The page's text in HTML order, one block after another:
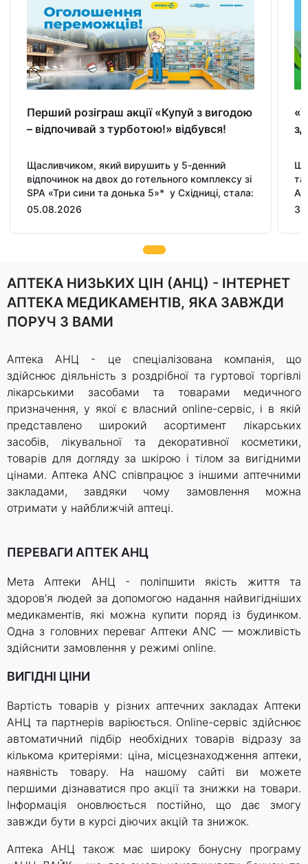
Перший розіграш акції «Купуй з вигодою
– відпочивай з турботою!» відбувся!
Щасливчиком, який вирушить у 5-денний
відпочинок на двох до готельного комплексу зі
SPA «Три сини та донька 5»* у Східниці, стала:
05.08.2026
та
та
8
АПТЕКА НИЗЬКИХ ЦІН (АНЦ) - ІНТЕРНЕТ
АПТЕКА МЕДИКАМЕНТІВ, ЯКА ЗАВЖДИ
ПОРУЧ З ВАМИ
Аптека АНЦ - це спеціалізована компанія, що
здійснює діяльність з роздрібної та гуртової торгівлі
лікарськими засобами та товарами медичного
призначення, у якої є власний online-сервіс, і в якій
представлено широкий асортимент лікарських
засобів, лікувальної та декоративної косметики,
товарів для догляду за шкірою і тілом за вигідними
цінами. Аптека ANC співпрацює з іншими аптечними
закладами, завдяки чому замовлення можна
отримати у найближчій аптеці.
ПЕРЕВАГИ АПТЕК АНЦ
Мета Аптеки АНЦ - поліпшити якість життя та
здоров'я людей за допомогою надання найвигідніших
медикаментів, які можна купити поряд із будинком.
Одна з головних переваг Аптеки ANC — можливість
здійснити замовлення у режимі online.
ВИГІДНІ ЦІНИ
Вартість товарів у різних аптечних закладах Аптеки
АНЦ та партнерів варіюється. Online-сервіс здійснює
автоматичний підбір необхідних товарів відразу за
кількома критеріями: ціна, місцезнаходження аптеки,
наявність товару. На нашому сайті ви можете
першими дізнаватися про акції та знижки на товари.
Інформація оновлюється постійно, що дає змогу
завжди бути в курсі діючих акцій та знижок.
Аптека АНЦ також має широку бонусну програму